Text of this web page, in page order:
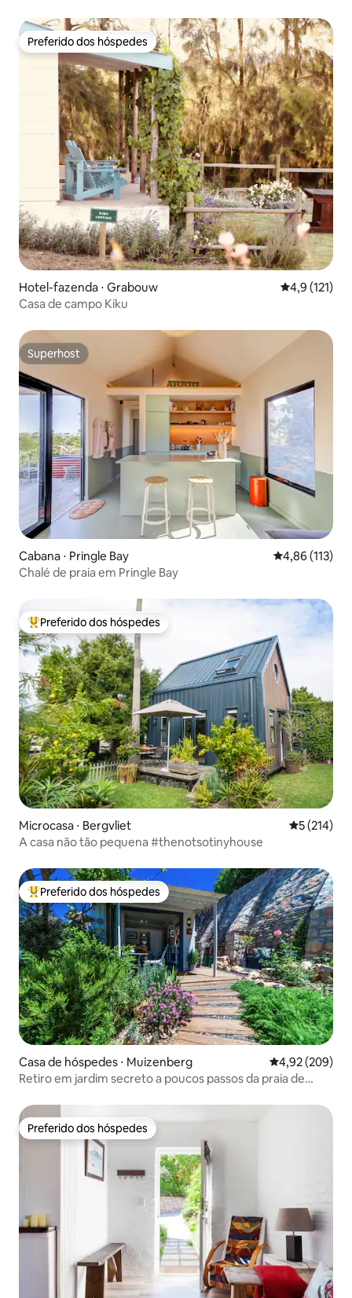
Preferido dos hóspedes
Preferido dos hóspedes
Hotel-fazenda ⋅ Grabouw 4,9 de uma
4,9 (121)
Casa de campo Kiku
Superhost
Superhost
Cabana ⋅ Pringle Bay 4,86 de uma
4,86 (113)
Chalé de praia em Pringle Bay
Entre os melhores preferidos dos hóspedes
Preferido dos hóspedes
Microcasa ⋅ Bergvliet 5 de uma
5 (214)
A casa não tão pequena #thenotsotinyhouse
Entre os melhores preferidos dos hóspedes
Preferido dos hóspedes
Casa de hóspedes ⋅ Muizenberg 4,92 de uma
4,92 (209)
Retiro em jardim secreto a poucos passos da praia de
Preferido dos hóspedes
Preferido dos hóspedes